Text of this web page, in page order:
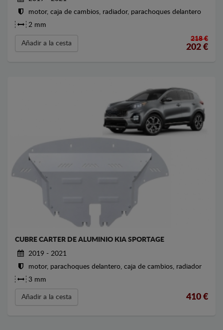
motor, caja de cambios, radiador, parachoques delantero
2 mm
Añadir a la cesta
218 €
202 €
CUBRE CARTER DE ALUMINIO KIA SPORTAGE
2019 - 2021
motor, parachoques delantero, caja de cambios, radiador
3 mm
Añadir a la cesta 410 €